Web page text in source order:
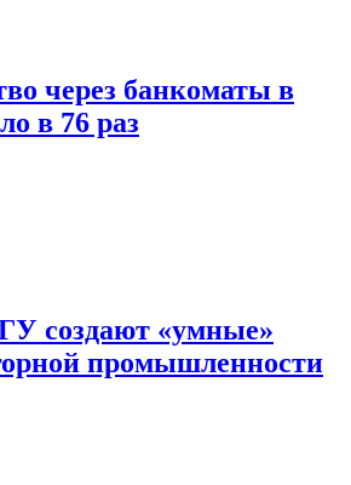
через банкоматы в
в 76 раз
создают «умные»
промышленности